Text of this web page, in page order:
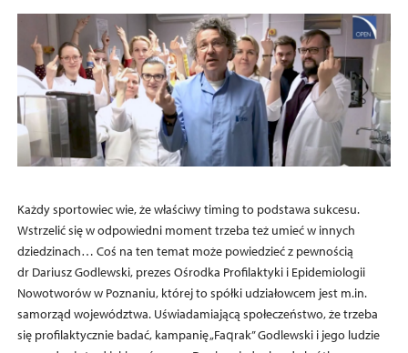
Każdy sportowiec wie, że właściwy timing to podstawa sukcesu.
Wstrzelić się w odpowiedni moment trzeba też umieć w innych
dziedzinach… Coś na ten temat może powiedzieć z pewnością
dr Dariusz Godlewski, prezes Ośrodka Profilaktyki i Epidemiologii
Nowotworów w Poznaniu, której to spółki udziałowcem jest m.in.
samorząd województwa. Uświadamiającą społeczeństwo, że trzeba
się profilaktycznie badać, kampanię „Faqrak” Godlewski i jego ludzie